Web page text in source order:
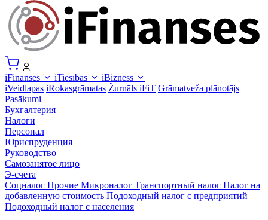
iFinanses iTiesības
iBizness
iVeidlapas iRokasgrāmatas Žurnāls iFiT Grāmatveža plānotājs
Pasākumi
Бухгалтерия
Налоги
Персонал
Юриспруденция
Руководство
Самозанятое лицо
Э-счета
Соцналог Прочие Микроналог Транспортный налог Налог на
добавленную стоимость Подоходный налог с предприятий
Подоходный налог с населения